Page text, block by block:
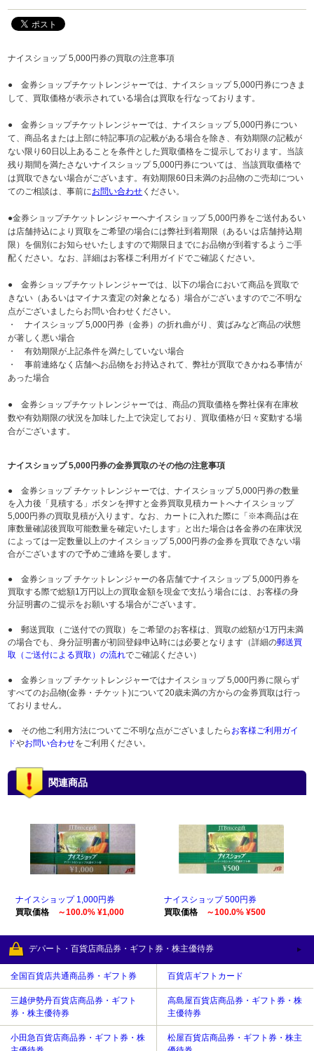
ナイスショップ 5,000円券の買取の注意事項
● 金券ショップチケットレンジャーでは、ナイスショップ 5,000円券につきま
して、買取価格が表示されている場合は買取を行なっております。
● 金券ショップチケットレンジャーでは、ナイスショップ 5,000円券につい
て、商品名または上部に特記事項の記載がある場合を除き、有効期限の記載が
ない限り60日以上あることを条件とした買取価格をご提示しております。当該
残り期間を満たさないナイスショップ 5,000円券については、当該買取価格で
は買取できない場合がございます。有効期限60日未満のお品物のご売却につい
てのご相談は、事前にお問い合わせ ください。
●金券ショップチケットレンジャーへナイスショップ 5,000円券をご送付あるい
は店舗持込により買取をご希望の場合には弊社到着期限（あるいは店舗持込期
限）を個別にお知らせいたしますので期限日までにお品物が到着するようご手
配ください。なお、詳細はお客様ご利用ガイドでご確認ください。
● 金券ショップチケットレンジャーでは、以下の場合において商品を買取で
きない（あるいはマイナス査定の対象となる）場合がございますのでご不明な
点がございましたらお問い合わせください。
・ ナイスショップ 5,000円券（金券）の折れ曲がり、黄ばみなど商品の状態
が著しく悪い場合
・ 有効期限が上記条件を満たしていない場合
・ 事前連絡なく店舗へお品物をお持込されて、弊社が買取できかねる事情が
あった場合
● 金券ショップチケットレンジャーでは、商品の買取価格を弊社保有在庫枚
数や有効期限の状況を加味した上で決定しており、買取価格が日々変動する場
合がございます。
ナイスショップ 5,000円券の金券買取のその他の注意事項
● 金券ショップ チケットレンジャーでは、ナイスショップ 5,000円券の数量
を入力後「見積する」ボタンを押すと金券買取見積カートへナイスショップ
5,000円券の買取見積が入ります。なお、カートに入れた際に「※本商品は在
庫数量確認後買取可能数量を確定いたします」と出た場合は各金券の在庫状況
によっては一定数量以上のナイスショップ 5,000円券の金券を買取できない場
合がございますので予めご連絡を要します。
● 金券ショップ チケットレンジャーの各店舗でナイスショップ 5,000円券を
買取する際で総額1万円以上の買取金額を現金で支払う場合には、お客様の身
分証明書のご提示をお願いする場合がございます。
● 郵送買取（ご送付での買取）をご希望のお客様は、買取の総額が1万円未満
の場合でも、身分証明書が初回登録申込時には必要となります（詳細の郵送買
取（ご送付による買取）の流れでご確認ください）
● 金券ショップ チケットレンジャーではナイスショップ 5,000円券に限らず
すべてのお品物(金券・チケット)について20歳未満の方からの金券買取は行っ
ておりません。
● その他ご利用方法についてご不明な点がございましたら お客様ご利用ガイ
ドやお問い合わせをご利用ください。
関連商品
ナイスショップ 1,000円券
買取価格
～100.0% ¥1,000
ナイスショップ 500円券
買取価格
～100.0% ¥500
デパート・百貨店商品券・ギフト券・株主優待券
全国百貨店共通商品券・ギフト券 百貨店ギフトカード
三越伊勢丹百貨店商品券・ギフト
券・株主優待券
高島屋百貨店商品券・ギフト券・株
主優待券
小田急百貨店商品券・ギフト券・株
松屋百貨店商品券・ギフト券・株主